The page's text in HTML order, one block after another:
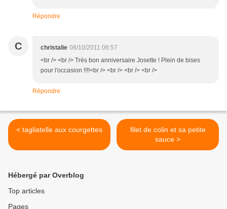
Répondre
C christalie 08/10/2011 06:57
<br /> <br /> Très bon anniversaire Josette ! Plein de bises
pour l'occasion !!!!<br /> <br /> <br /> <br />
Répondre
< tagliatelle aux courgettes
filet de colin et sa petite
sauce >
Hébergé par Overblog
Top articles
Pages